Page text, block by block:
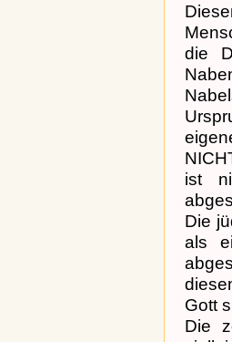
die
ist
Die
als
Gott
Die